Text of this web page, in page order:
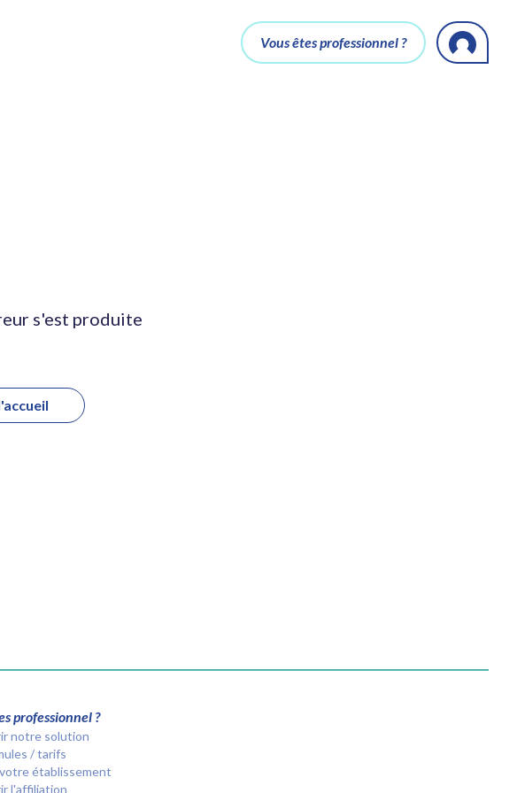
Vous êtes professionnel ?
s'est produite
professionnel ?
notre solution
/ tarifs
établissement
l'affiliation